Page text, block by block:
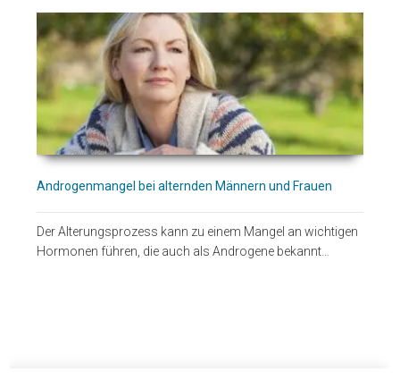
Androgenmangel bei alternden Männern und Frauen
Der Alterungsprozess kann zu einem Mangel an wichtigen
Hormonen führen, die auch als Androgene bekannt…